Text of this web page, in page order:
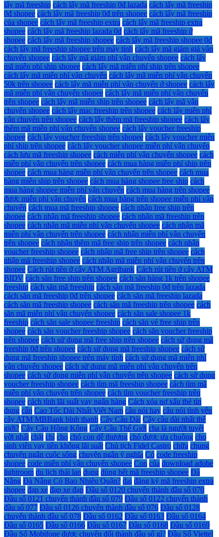
lấy mã freeship cách lấy mã freeship 0đ lazada cách lấy mã freeship
0đ shopee cách lấy mã freeship 0đ trên shopee cách lấy mã freeship
của shopee cách lấy mã freeship extra cách lấy mã freeship extra
shopee cách lấy mã freeship lazada 0đ cách lấy mã freeship ở
shopee cách lấy mã freeship shopee cách lấy mã freeship shopee 0đ
cách lấy mã freeship shopee trên máy tính cách lấy mã giảm giá vận
chuyển shopee cách lấy mã giảm phí vận chuyển shopee cách lấy
mã miễn phí ship shopee cách lấy mã miễn phí ship trên shopee
cách lấy mã miễn phí vận chuyển cách lấy mã miễn phí vận chuyển
50k trên shopee cách lấy mã miễn phí vận chuyển ở shopee cách lấy
mã miễn phí vận chuyển shopee cách lấy mã miễn phí vận chuyển
trên shopee cách lấy mã miễn ship trên shopee cách lấy mã vận
chuyển shopee cách lấy mac freeship trên shopee cách lấy miễn phí
vận chuyển trên shopee cách lấy thêm mã freeship shopee cách lấy
thêm mã miễn phí vận chuyển shopee cách lấy voucher freeship
shopee cách lấy voucher freeship trên shopee cách lấy voucher miễn
phí ship trên shopee cách lấy voucher shopee miễn phí vận chuyển
cách lưu mã freeship shopee cách miễn phí vận chuyển shopee cách
miễn phí vận chuyển trên shopee cách mua hàng miễn phí ship trên
shopee cách mua hàng miễn phí vận chuyển trên shopee cách mua
hàng miễn ship trên shopee cách mua hàng shopee free ship cách
mua hàng shopee miễn phí vận chuyển cách mua hàng trên shopee
được miễn phí vận chuyển cách mua hàng trên shopee miễn phí vận
chuyển cách mua mã freeship shopee cách nhận free ship trên
shopee cách nhận mã freeship shopee cách nhận mã freeship trên
shopee cách nhận mã miễn phí vận chuyển shopee cách nhận mã
miễn phí vận chuyển trên shopee cách nhận miễn phí vận chuyển
trên shopee cách nhận thêm mã free ship trên shopee cách nhận
voucher freeship shopee cách nhập mã free ship trên shopee cách
nhập mã freeship shopee cách nhập mã miễn phí vận chuyển trên
shopee Cách rút tiền ở cây ATM Agribank Cách rút tiền ở cây ATM
BIDV cách săn free ship trên shopee cách săn hàng 1k trên shopee
freeship cách săn mã freeship cách săn mã freeship 0đ trên lazada
cách săn mã freeship 0đ trên shopee cách săn mã freeship lazada
cách săn mã freeship shopee cách săn mã freeship trên shopee cách
săn mã miễn phí vận chuyển shopee cách săn sale shopee 1k
freeship cách săn sale shopee freeship cách săn vé free ship trên
shopee cách săn voucher freeship shopee cách săn voucher freeship
trên shopee cách sử dụng mã free ship trên shopee cách sử dụng mã
freeship 0đ trên shopee cách sử dụng mã freeship shopee cách sử
dụng mã freeship shopee trên máy tính cách sử dụng mã miễn phí
vận chuyển shopee cách sử dụng mã miễn phí vận chuyển trên
shopee cách sử dụng miễn phí vận chuyển trên shopee cách sử dụng
voucher freeship shopee cách tìm mã freeship shopee cách tìm mã
miễn phí vận chuyển trên shopee cách tìm voucher freeship trên
shopee cách tính lãi suất vay ngân hàng Cách xóa nợ xấu thẻ tín
dụng cân Cao Tốc Dài Nhất Việt Nam câu nói hay câu nói tình yêu
cây ATM MBBank bình thạnh Cây Cầu Dài Cây cầu dài nhất thế
giới? Cây Cầu Hồng Kông Cây Cầu Thế Giới cha là người tuyệt
vời nhất chặt chỉ cho chó con dễ thương chó được ưa chuộng cho
sinh viên vay tiền không lãi suất Chủ tịch Fidel Castro chữa chung
chuyện ngắn cuộc sống chuyện ngắn ý nghĩa Có code freeship
shopee code miễn phí vận chuyển shopee Con của download adobe
lightroom du lịch thái lan dụng dùng hết mã freeship shopee Đà
Nẵng Đà Nẵng Có Bao Nhiêu Quận? đai đăng ký mã freeship extra
shopee đạp xe đạp xe đạp Đầu số 0120 chuyển thành đầu số 070
Đầu số 0121 chuyển thành đầu số 079 Đầu số 0122 chuyển thành
đầu số 077 Đầu số 0126 chuyển thành đầu số 076 Đầu số 0128
chuyển thành đầu số 078 Đầu số 0162 Đầu số 0163 Đầu số 0164
Đầu số 0165 Đầu số 0166 Đầu số 0167 Đầu số 0168 Đầu số 0169
Đầu Số Mobifone được chuyển đổi thành đầu số gì? Đầu Số Viettel